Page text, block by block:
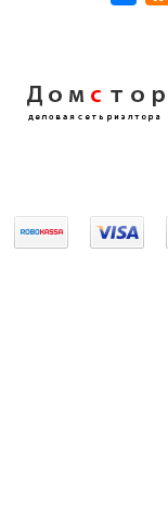
Домс тор
деловая сеть риэлтора